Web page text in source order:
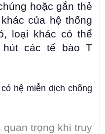
hoặc gắn thẻ
của hệ thống
loại khác có thể
hút các tế bào T
quan trọng khi truy